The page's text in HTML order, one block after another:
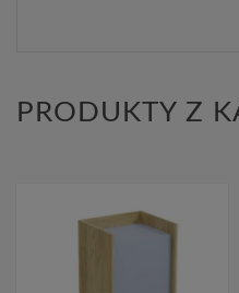
PRODUKTY Z